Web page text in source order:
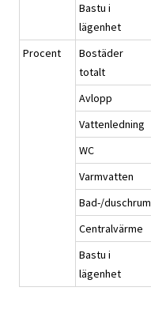
Bastu i
lägenhet
Procent
Bostäder
totalt
Avlopp
Vattenledning
WC
Varmvatten
Bad-/duschrum
Centralvärme
Bastu i
lägenhet